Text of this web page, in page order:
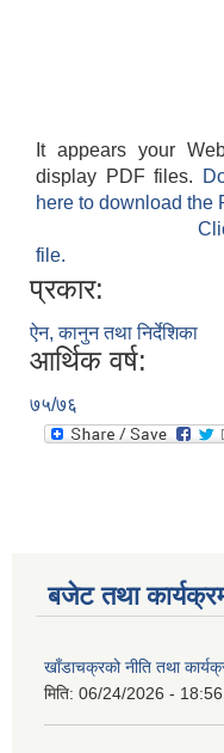
It appears your
display PDF files.
here to download the
file.
प्रकार:
ऐन, कानुन तथा निर्देशिका
आर्थिक वर्ष:
७५/७६
बजेट तथा
खाँडाचक्रको नीति तथा
मिति: 06/24/2026 - 18:56